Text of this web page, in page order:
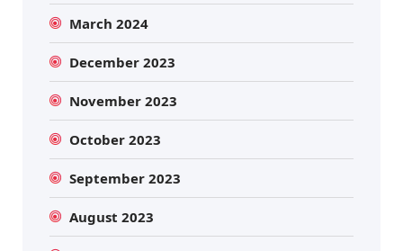
March 2024
December 2023
November 2023
October 2023
September 2023
August 2023